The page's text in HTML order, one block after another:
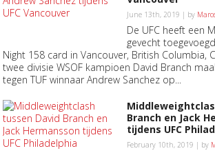
June 13th, 2019 | by
De UFC heeft een
gevecht
Night 158 card in Vancouver, British Columbia,
twee divisie WSOF kampioen David Branch
tegen TUF winnaar Andrew Sanchez op...
Branch en Jack
tijdens UFC
February 10th, 2019 | by